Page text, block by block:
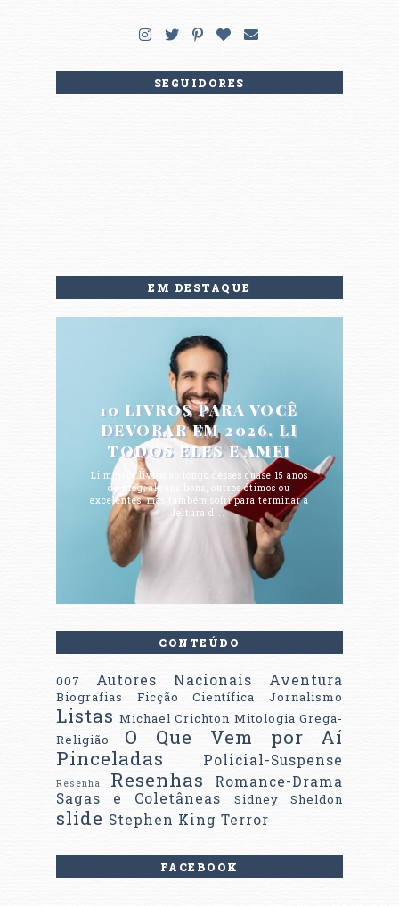
SEGUIDORES
EM DESTAQUE
10 LIVROS PARA VOCÊ
DEVORAR EM 2026. LI
TODOS ELES E AMEI
Li muitos livros ao longo desses quase 15 anos
de blog; alguns bons, outros ótimos ou
excelentes, mas também sofri para terminar a
leitura d...
CONTEÚDO
007 Autores Nacionais Aventura
Biografias Ficção Científica Jornalismo
Listas Michael Crichton Mitologia Grega-
Religião
O Que Vem por Aí
Pinceladas
Policial-Suspense
Resenha Resenhas
Romance-Drama
Sagas e Coletâneas
Sidney Sheldon
slide Stephen King Terror
FACEBOOK